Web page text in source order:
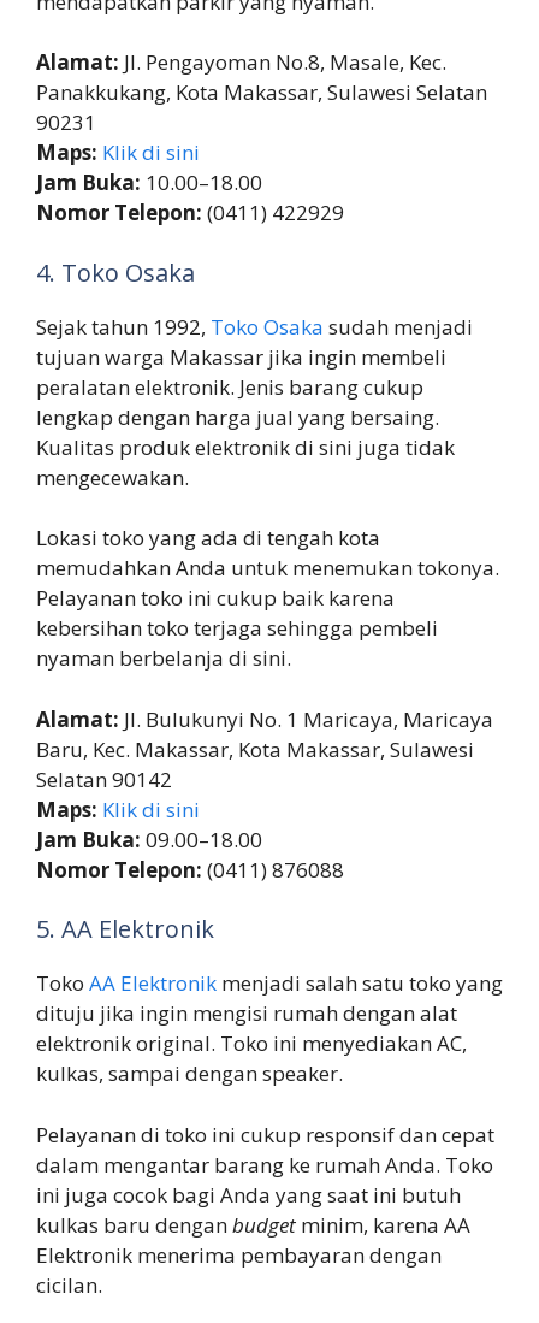
Alamat: Jl. Pengayoman No.8, Masale, Kec.
Panakkukang, Kota Makassar, Sulawesi Selatan
90231
Maps: Klik di sini
Jam Buka: 10.00–18.00
Nomor Telepon: (0411) 422929
4. Toko Osaka
Sejak tahun 1992, Toko Osaka sudah menjadi
tujuan warga Makassar jika ingin membeli
peralatan elektronik. Jenis barang cukup
lengkap dengan harga jual yang bersaing.
Kualitas produk elektronik di sini juga tidak
mengecewakan.
Lokasi toko yang ada di tengah kota
memudahkan Anda untuk menemukan tokonya.
Pelayanan toko ini cukup baik karena
kebersihan toko terjaga sehingga pembeli
nyaman berbelanja di sini.
Alamat: Jl. Bulukunyi No. 1 Maricaya, Maricaya
Baru, Kec. Makassar, Kota Makassar, Sulawesi
Selatan 90142
Maps: Klik di sini
Jam Buka: 09.00–18.00
Nomor Telepon: (0411) 876088
5. AA Elektronik
Toko AA Elektronik menjadi salah satu toko yang
dituju jika ingin mengisi rumah dengan alat
elektronik original. Toko ini menyediakan AC,
kulkas, sampai dengan speaker.
Pelayanan di toko ini cukup responsif dan cepat
dalam mengantar barang ke rumah Anda. Toko
ini juga cocok bagi Anda yang saat ini butuh
kulkas baru denganbudget minim, karena AA
Elektronik menerima pembayaran dengan
cicilan.